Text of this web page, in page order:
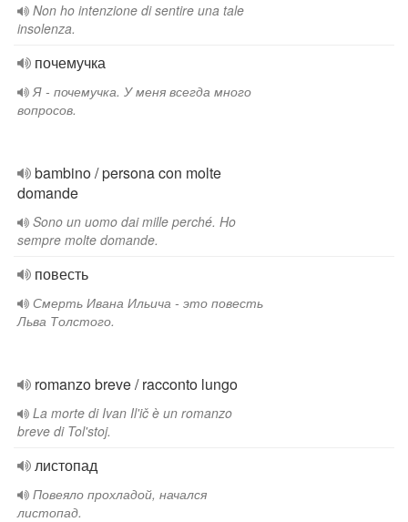
Non ho intenzione di sentire una tale
insolenza.
почемучка
Я - почемучка. У меня всегда много
вопросов.
bambino / persona con molte
domande
Sono un uomo dai mille perché. Ho
sempre molte domande.
повесть
Смерть Ивана Ильича - это повесть
Льва Толстого.
romanzo breve / racconto lungo
La morte di Ivan Il'ič è un romanzo
breve di Tol'stoj.
листопад
Повеяло прохладой, начался
листопад.